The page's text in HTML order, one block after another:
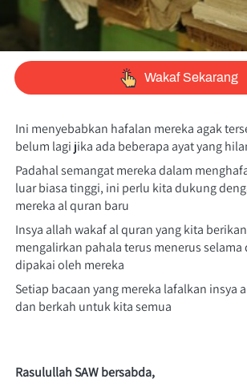
` Wakaf Sekarang
Ini menyebabkan hafalan mereka agak
belum lagi jika ada beberapa ayat yang
Padahal semangat mereka dalam
luar biasa tinggi, ini perlu kita dukung
mereka al quran baru
Insya allah wakaf al quran yang kita
mengalirkan pahala terus menerus
dipakai oleh mereka
Setiap bacaan yang mereka lafalkan insya
dan berkah untuk kita semua
Rasulullah SAW bersabda,